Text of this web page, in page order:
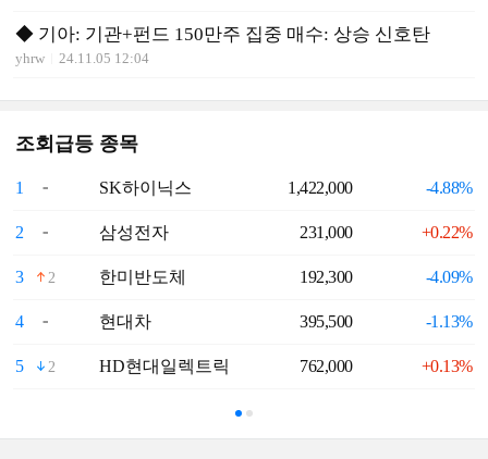
◆ 기아: 기관+펀드 150만주 집중 매수: 상승 신호탄
yhrw 24.11.05 12:04
조회급등 종목
1 SK하이닉스 1,422,000 -4.88%
2 삼성전자 231,000 +0.22%
3 2 한미반도체 192,300 -4.09%
4 현대차 395,500 -1.13%
5 2 HD현대일렉트릭 762,000 +0.13%